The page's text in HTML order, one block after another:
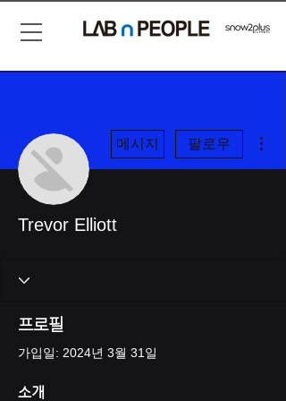
메시지 팔로우
Trevor Elliott
프로필
가입일: 2024년 3월 31일
소개